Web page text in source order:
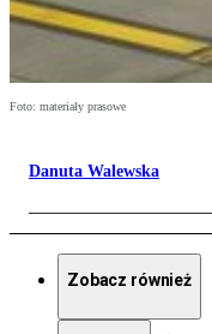
Foto: materiały prasowe
Danuta Walewska
Zobacz również